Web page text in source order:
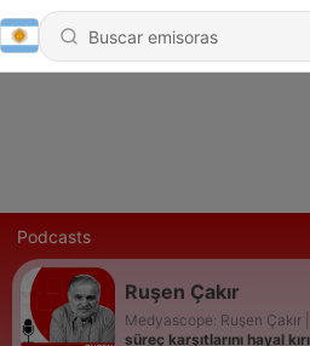
Podcasts
Ruşen Çakır
Medyascope: Ruşen Çakır
süreç karşıtlarını hayal